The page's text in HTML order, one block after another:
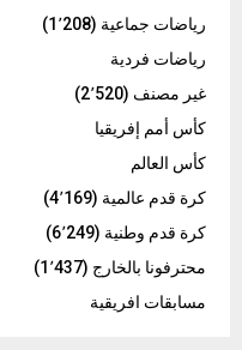
رياضات جماعية (1٬208)
رياضات فردية
غير مصنف (2٬520)
كأس أمم إفريقيا
كأس العالم
كرة قدم عالمية (4٬169)
كرة قدم وطنية (6٬249)
محترفونا بالخارج (1٬437)
مسابقات افريقية